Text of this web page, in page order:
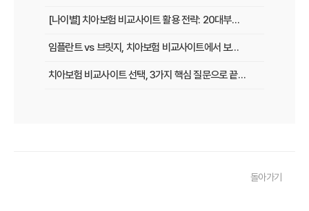
[나이별] 치아보험 비교사이트 활용 전략: 20대부터 60대까지 맞춤 가이드
임플란트 vs 브릿지, 치아보험 비교사이트에서 보장 범위 꼼꼼하게 확인하는 꿀팁
치아보험 비교사이트 선택, 3가지 핵심 질문으로 끝내기
돌아가기